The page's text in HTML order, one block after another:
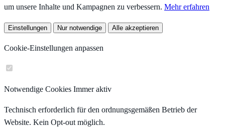
um unsere Inhalte und Kampagnen zu verbessern. Mehr erfahren
Einstellungen Nur notwendige Alle akzeptieren
Cookie-Einstellungen anpassen
Notwendige Cookies Immer aktiv
Technisch erforderlich für den ordnungsgemäßen Betrieb der
Website. Kein Opt-out möglich.